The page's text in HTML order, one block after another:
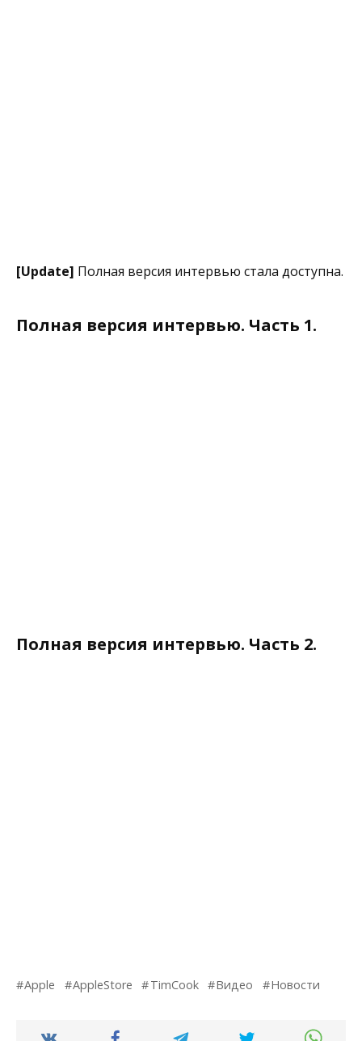
[Update] Полная версия интервью стала доступна.
Полная версия интервью. Часть 1.
Полная версия интервью. Часть 2.
Apple AppleStore TimCook Видео Новости